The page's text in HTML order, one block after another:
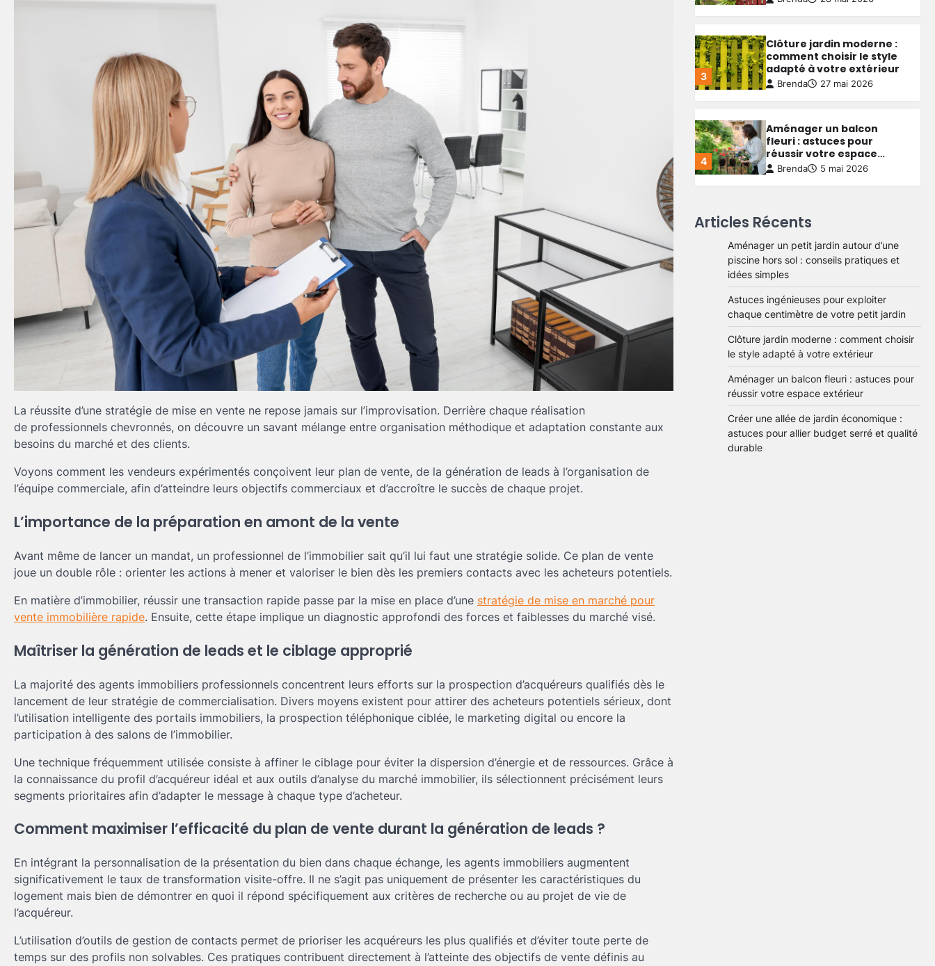
La réussite d’une stratégie de mise en vente ne repose jamais sur l’improvisation. Derrière chaque réalisation
de professionnels chevronnés, on découvre un savant mélange entre organisation méthodique et adaptation constante aux
besoins du marché et des clients.
Voyons comment les vendeurs expérimentés conçoivent leur plan de vente, de la génération de leads à l’organisation de
l’équipe commerciale, afin d’atteindre leurs objectifs commerciaux et d’accroître le succès de chaque projet.
L’importance de la préparation en amont de la vente
Avant même de lancer un mandat, un professionnel de l’immobilier sait qu’il lui faut une stratégie solide. Ce plan de vente
joue un double rôle : orienter les actions à mener et valoriser le bien dès les premiers contacts avec les acheteurs potentiels.
En matière d’immobilier, réussir une transaction rapide passe par la mise en place d’une stratégie de mise en marché pour
vente immobilière rapide. Ensuite, cette étape implique un diagnostic approfondi des forces et faiblesses du marché visé.
Maîtriser la génération de leads et le ciblage approprié
La majorité des agents immobiliers professionnels concentrent leurs efforts sur la prospection d’acquéreurs qualifiés dès le
lancement de leur stratégie de commercialisation. Divers moyens existent pour attirer des acheteurs potentiels sérieux, dont
l’utilisation intelligente des portails immobiliers, la prospection téléphonique ciblée, le marketing digital ou encore la
participation à des salons de l’immobilier.
Une technique fréquemment utilisée consiste à affiner le ciblage pour éviter la dispersion d’énergie et de ressources. Grâce à
la connaissance du profil d’acquéreur idéal et aux outils d’analyse du marché immobilier, ils sélectionnent précisément leurs
segments prioritaires afin d’adapter le message à chaque type d’acheteur.
Comment maximiser l’efficacité du plan de vente durant la génération de leads ?
En intégrant la personnalisation de la présentation du bien dans chaque échange, les agents immobiliers augmentent
significativement le taux de transformation visite-offre. Il ne s’agit pas uniquement de présenter les caractéristiques du
logement mais bien de démontrer en quoi il répond spécifiquement aux critères de recherche ou au projet de vie de
l’acquéreur.
L’utilisation d’outils de gestion de contacts permet de prioriser les acquéreurs les plus qualifiés et d’éviter toute perte de
temps sur des profils non solvables. Ces pratiques contribuent directement à l’atteinte des objectifs de vente définis au
3
Clôture jardin moderne :
comment choisir le style
adapté à votre extérieur
Brenda 27 mai 2026
4
Aménager un balcon
fleuri : astuces pour
réussir votre espace
extérieur
Brenda 5 mai 2026
Créer une allée de jardin
économique : astuces
pour allier budget serré et
qualité durable
Brenda 4 mai 2026
Aménager un petit jardin
autour d’une piscine hors
sol : conseils pratiques et
idées simples
Brenda 29 mai 2026
Astuces ingénieuses pour
exploiter chaque
centimètre de votre petit
jardin
Brenda 28 mai 2026
Articles Récents
Aménager un petit jardin autour d’une
piscine hors sol : conseils pratiques et
idées simples
Astuces ingénieuses pour exploiter
chaque centimètre de votre petit jardin
Clôture jardin moderne : comment choisir
le style adapté à votre extérieur
Aménager un balcon fleuri : astuces pour
réussir votre espace extérieur
Créer une allée de jardin économique :
astuces pour allier budget serré et qualité
durable